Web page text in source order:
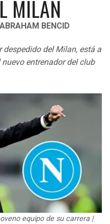
MILAN
ABRAHAM BENCID
despedido del Milan, está a
entrenador del club
equipo de su carrera |